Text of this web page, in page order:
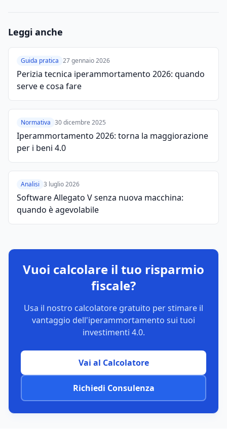
Leggi anche
Guida pratica 27 gennaio 2026
Perizia tecnica iperammortamento 2026: quando
serve e cosa fare
Normativa 30 dicembre 2025
Iperammortamento 2026: torna la maggiorazione
per i beni 4.0
Analisi 3 luglio 2026
Software Allegato V senza nuova macchina:
quando è agevolabile
Vuoi calcolare il tuo risparmio
fiscale?
Usa il nostro calcolatore gratuito per stimare il
vantaggio dell'iperammortamento sui tuoi
investimenti 4.0.
Vai al Calcolatore
Richiedi Consulenza